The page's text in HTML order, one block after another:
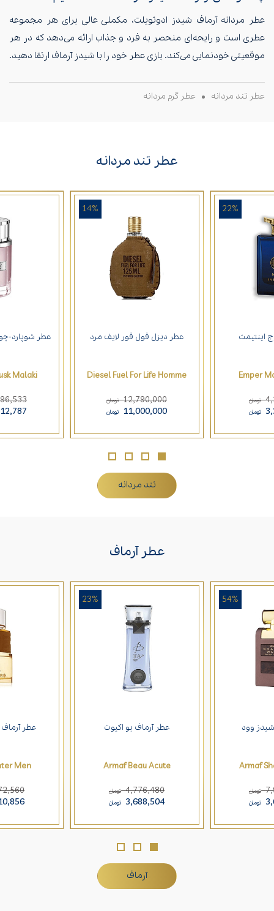
عطر مردانه آرماف شیدز ادوتویلت، مکملی عالی برای هر مجموعه
عطری است و رایحه‌ای منحصر به فرد و جذاب ارائه می‌دهد که در هر
موقعیتی خودنمایی می‌کند. بازی عطر خود را با شیدز آرماف ارتقا دهید.
عطر تند مردانه عطر گرم مردانه
عطر تند مردانه
22%
اینتیمت
Emper
تومان
تومان
14%
عطر دیزل فول فور لایف مرد
Diesel Fuel For Life Homme
12,790,000 تومان
11,000,000 تومان
عطر شوپارد-
Malaki
تند مردانه
عطر آرماف
54%
وود
Armaf
تومان
تومان
23%
عطر آرماف بو اکیوت
Armaf Beau Acute
4,776,480 تومان
3,688,504 تومان
عطر آرماف
Men
آرماف